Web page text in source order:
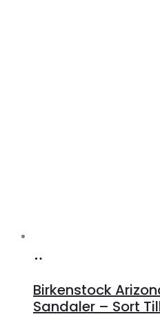
Lykke
Birkenstock
Sandaler – Sort